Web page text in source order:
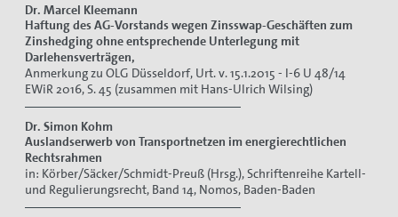
Dr. Marcel Kleemann
Haftung des AG-Vorstands wegen Zinsswap-Geschäften zum
Zinshedging ohne entsprechende Unterlegung mit
Darlehensverträgen,
Anmerkung zu OLG Düsseldorf, Urt. v. 15.1.2015 - I-6 U 48/14
EWiR 2016, S. 45 (zusammen mit Hans-Ulrich Wilsing)
Dr. Simon Kohm
Auslandserwerb von Transportnetzen im energierechtlichen
Rechtsrahmen
in: Körber/Säcker/Schmidt-Preuß (Hrsg.), Schriftenreihe Kartell-
und Regulierungsrecht, Band 14, Nomos, Baden-Baden